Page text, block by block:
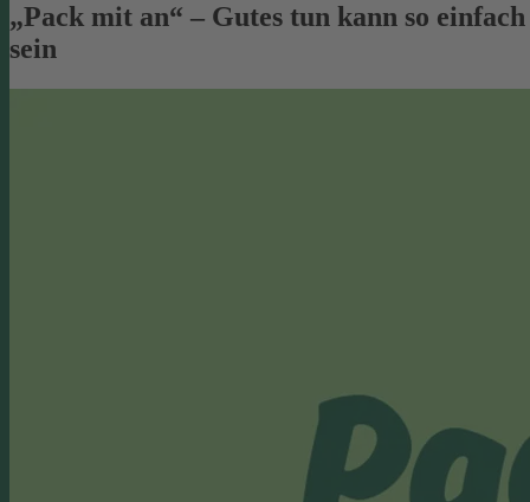
„Pack mit an“ – Gutes tun kann so einfach
sein